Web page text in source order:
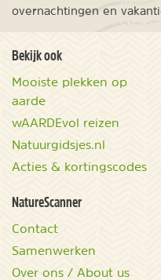
overnachtingen en
Bekijk ook
Mooiste plekken op
aarde
wAARDEvol reizen
Natuurgidsjes.nl
Acties & kortingscodes
NatureScanner
Contact
Samenwerken
Over ons / About us